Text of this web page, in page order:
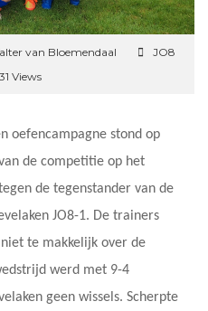
van Bloemendaal
JO8
Views
oefencampagne stond op
de competitie op het
de tegenstander van de
JO8-1. De trainers
te makkelijk over de
werd met 9-4
geen wissels. Scherpte